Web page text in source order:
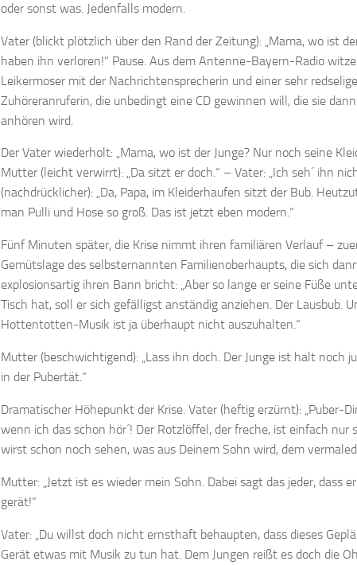
oder sonst was. Jedenfalls modern.
Vater (blickt plötzlich über den Rand der Zeitung): „Mama, wo ist
haben ihn verloren!“ Pause. Aus dem Antenne-Bayern-Radio
Leikermoser mit der Nachrichtensprecherin und einer sehr
Zuhöreranruferin, die unbedingt eine CD gewinnen will, die sie
anhören wird.
Der Vater wiederholt: „Mama, wo ist der Junge? Nur noch seine
Mutter (leicht verwirrt): „Da sitzt er doch.“ – Vater: „Ich seh´ ihn
(nachdrücklicher): „Da, Papa, im Kleiderhaufen sitzt der Bub.
man Pulli und Hose so groß. Das ist jetzt eben modern.“
Fünf Minuten später, die Krise nimmt ihren familiären Verlauf –
Gemütslage des selbsternannten Familienoberhaupts, die sich
explosionsartig ihren Bann bricht: „Aber so lange er seine Füße
Tisch hat, soll er sich gefälligst anständig anziehen. Der Lausbub.
Hottentotten-Musik ist ja überhaupt nicht auszuhalten.“
Mutter (beschwichtigend): „Lass ihn doch. Der Junge ist halt noch
in der Pubertät.“
Dramatischer Höhepunkt der Krise. Vater (heftig erzürnt): „Puber-
wenn ich das schon hör´! Der Rotzlöffel, der freche, ist einfach nur
wirst schon noch sehen, was aus Deinem Sohn wird, dem
Mutter: „Jetzt ist es wieder mein Sohn. Dabei sagt das jeder, dass
gerät!“
Vater: „Du willst doch nicht ernsthaft behaupten, dass dieses
Gerät etwas mit Musik zu tun hat. Dem Jungen reißt es doch die